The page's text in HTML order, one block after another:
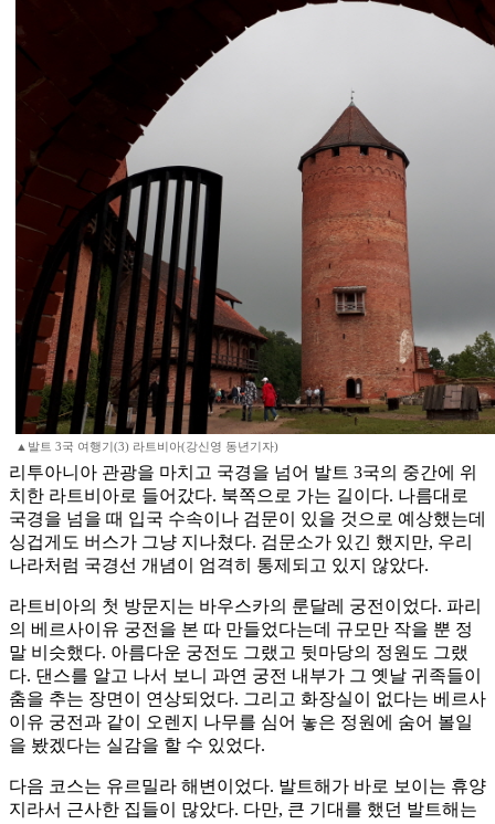
▲발트 3국 여행기(3) 라트비아(강신영 동년기자)
리투아니아 관광을 마치고 국경을 넘어 발트 3국의 중간에 위
치한 라트비아로 들어갔다. 북쪽으로 가는 길이다. 나름대로
국경을 넘을 때 입국 수속이나 검문이 있을 것으로 예상했는데
싱겁게도 버스가 그냥 지나쳤다. 검문소가 있긴 했지만, 우리
나라처럼 국경선 개념이 엄격히 통제되고 있지 않았다.
라트비아의 첫 방문지는 바우스카의 룬달레 궁전이었다. 파리
의 베르사이유 궁전을 본 따 만들었다는데 규모만 작을 뿐 정
말 비슷했다. 아름다운 궁전도 그랬고 뒷마당의 정원도 그랬
다. 댄스를 알고 나서 보니 과연 궁전 내부가 그 옛날 귀족들이
춤을 추는 장면이 연상되었다. 그리고 화장실이 없다는 베르사
이유 궁전과 같이 오렌지 나무를 심어 놓은 정원에 숨어 볼일
을 봤겠다는 실감을 할 수 있었다.
다음 코스는 유르밀라 해변이었다. 발트해가 바로 보이는 휴양
지라서 근사한 집들이 많았다. 다만, 큰 기대를 했던 발트해는